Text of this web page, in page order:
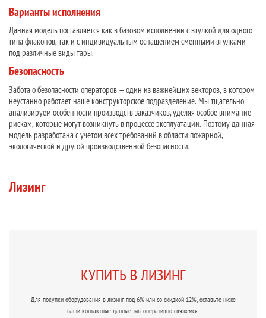
Варианты исполнения
Данная модель поставляется как в базовом исполнении с втулкой для одного
типа флаконов, так и с индивидуальным оснащением сменными втулками
под различные виды тары.
Безопасность
Забота о безопасности операторов — один из важнейших векторов, в котором
неустанно работает наше конструкторское подразделение. Мы тщательно
анализируем особенности производств заказчиков, уделяя особое внимание
рискам, которые могут возникнуть в процессе эксплуатации. Поэтому данная
модель разработана с учетом всех требований в области пожарной,
экологической и другой производственной безопасности.
Лизинг
КУПИТЬ В ЛИЗИНГ
Для покупки оборудования в лизинг под 6% или со скидкой 12%, оставьте ниже
ваши контактные данные, мы оперативно свяжемся.